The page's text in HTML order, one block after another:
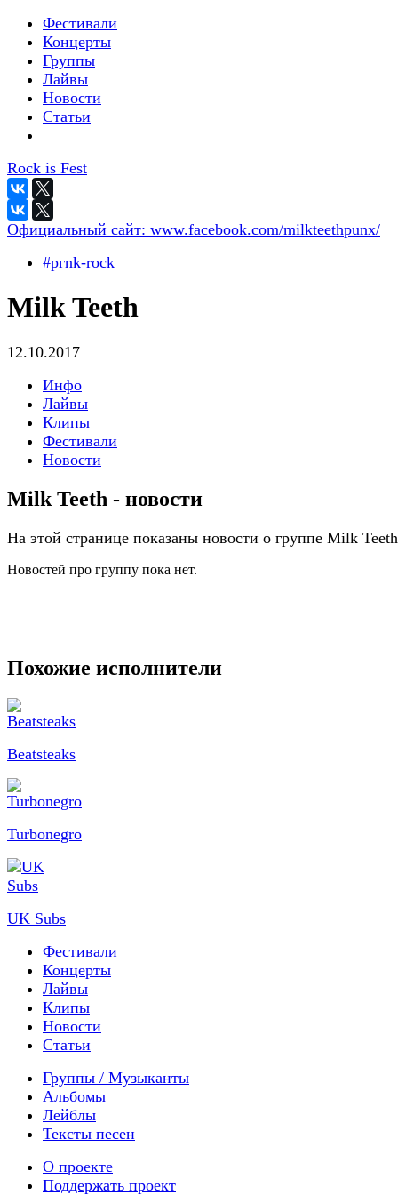
Фестивали
Концерты
Группы
Лайвы
Новости
Статьи
Rock is Fest
Официальный сайт: www.facebook.com/milkteethpunx/
#pгnk-roсk
Milk Teeth
12.10.2017
Инфо
Лайвы
Клипы
Фестивали
Новости
Milk Teeth - новости
На этой странице показаны новости о группе Milk Teeth
Новостей про группу пока нет.
Похожие исполнители
Beatsteaks
Turbonegro
UK Subs
Фестивали
Концерты
Лайвы
Клипы
Новости
Статьи
Группы / Музыканты
Альбомы
Лейблы
Тексты песен
О проекте
Поддержать проект